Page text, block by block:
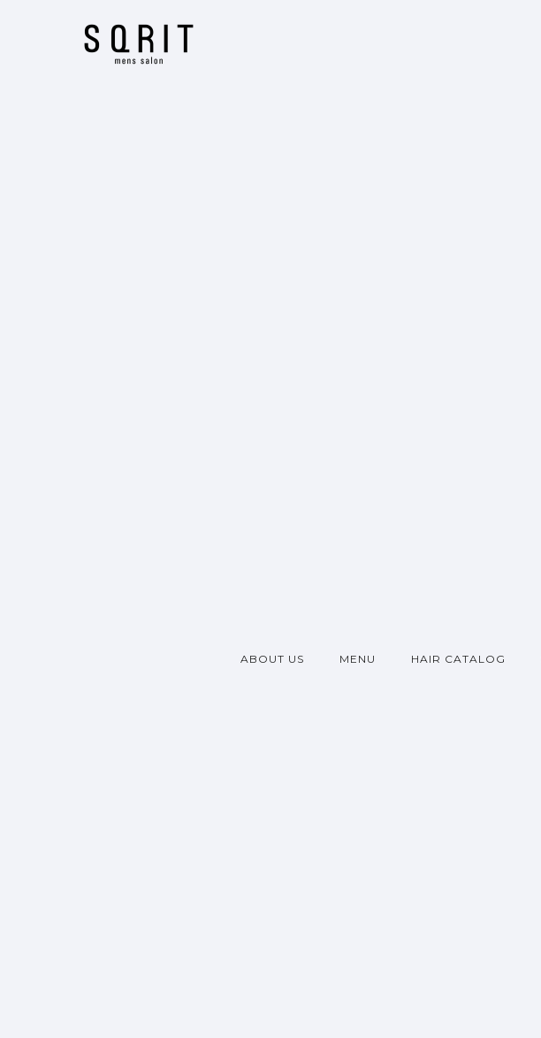
ABOUT US MENU HAIR CATALOG